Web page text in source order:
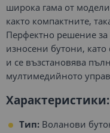
широка гама от
както компактните,
Перфектно решение
износени бутони,
и се възстановява
мултимедийното
Характеристики:
Тип: Воланови